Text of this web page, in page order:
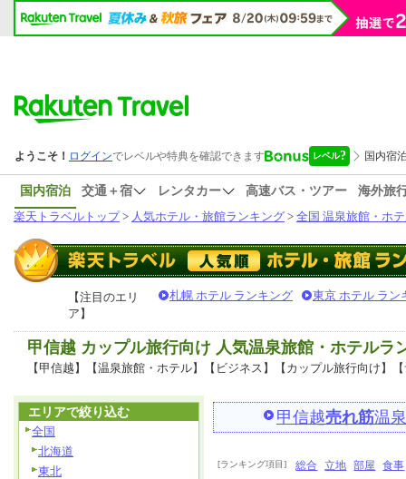
国内宿泊 交通＋宿 レンタカー 高速バス・ツアー
海外旅
楽天トラベルトップ> 人気ホテル・旅館ランキング > 全国 温泉旅館・ホ
【注目のエリ
ア】
札幌 ホテル ランキング 東京 ホテル ラン
甲信越 カップル旅行向け 人気温泉旅館・ホテルラ
【甲信越】【温泉旅館・ホテル】【ビジネス】【カップル旅行向け】
甲信越売れ筋温
[ランキング項目] 総合 立地 部屋 食事
エリアで絞り込む
全国
北海道
東北